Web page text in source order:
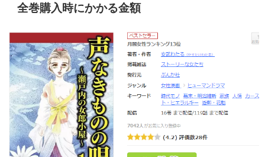
全巻購入時にかかる金額